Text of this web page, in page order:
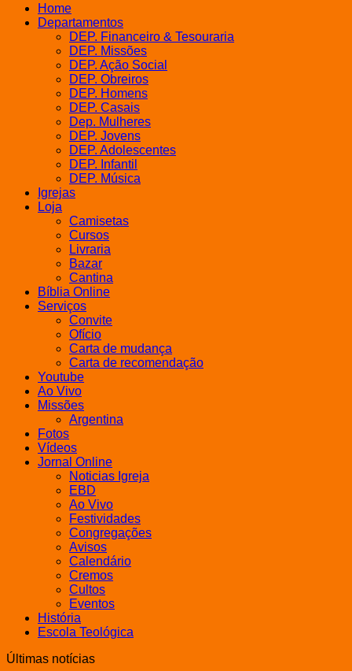
Home
Departamentos
DEP. Financeiro & Tesouraria
DEP. Missões
DEP. Ação Social
DEP. Obreiros
DEP. Homens
DEP. Casais
Dep. Mulheres
DEP. Jovens
DEP. Adolescentes
DEP. Infantil
DEP. Música
Igrejas
Loja
Camisetas
Cursos
Livraria
Bazar
Cantina
Bíblia Online
Serviços
Convite
Ofício
Carta de mudança
Carta de recomendação
Youtube
Ao Vivo
Missões
Argentina
Fotos
Vídeos
Jornal Online
Noticias Igreja
EBD
Ao Vivo
Festividades
Congregações
Avisos
Calendário
Cremos
Cultos
Eventos
História
Escola Teológica
Últimas notícias